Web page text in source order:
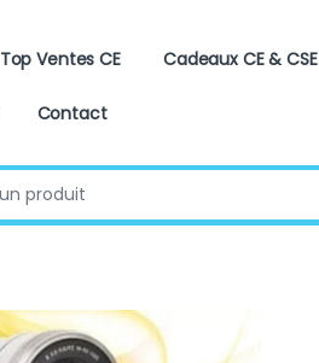
Top Ventes CE Cadeaux CE & CSE
Contact